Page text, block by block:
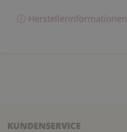
ⓘ Herstellerinformationen
KUNDENSERVICE